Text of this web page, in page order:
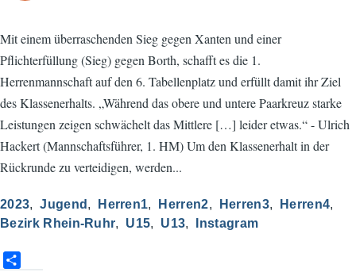
Mit einem überraschenden Sieg gegen Xanten und einer
Pflichterfüllung (Sieg) gegen Borth, schafft es die 1.
Herrenmannschaft auf den 6. Tabellenplatz und erfüllt damit ihr Ziel
des Klassenerhalts. „Während das obere und untere Paarkreuz starke
Leistungen zeigen schwächelt das Mittlere […] leider etwas.“ - Ulrich
Hackert (Mannschaftsführer, 1. HM) Um den Klassenerhalt in der
Rückrunde zu verteidigen, werden...
2023 Jugend Herren1 Herren2 Herren3
Herren4
Bezirk Rhein-Ruhr
U15 U13 Instagram